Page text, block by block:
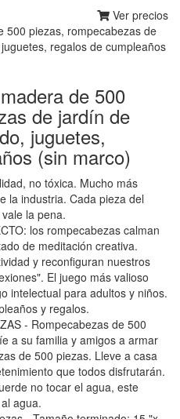
Ver precios
de 500
de jardín de
juguetes,
(sin marco)
no tóxica. Mucho más
la industria. Cada pieza del
la pena.
los rompecabezas calman
de meditación creativa.
y reconfiguran nuestros
El juego más valioso
intelectual para adultos y niños.
y regalos.
- Rompecabezas de 500
a su familia y amigos a armar
de 500 piezas. Lleve a casa
que todos disfrutarán.
no tocar el agua, este
agua.